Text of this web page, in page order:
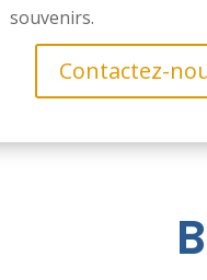
souvenirs.
Contactez-